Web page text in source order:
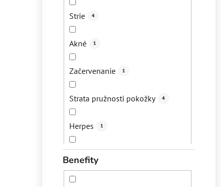
Strie 4
Akné 1
Začervenanie 1
Strata pružnosti pokožky 4
Herpes 1
Preležaniny
Benefity